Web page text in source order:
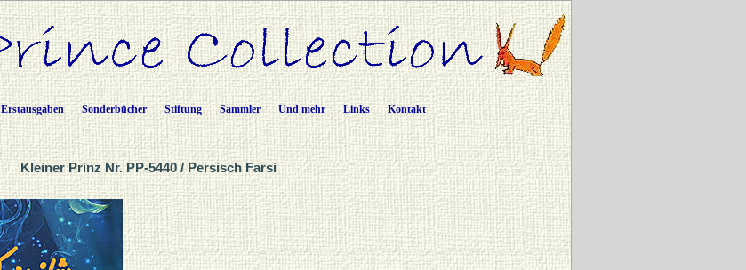
Erstausgaben Sonderbücher Stiftung Sammler Und mehr Links Kontakt
Kleiner Prinz Nr. PP-5440 / Persisch Farsi